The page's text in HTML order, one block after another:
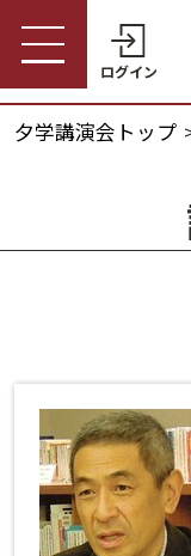
ログイン
パスワード
会員番号・パス
ログインヘルプ
夕学講演会トップ